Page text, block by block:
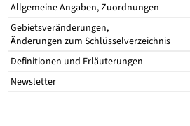
Allgemeine Angaben, Zuordnungen
Gebietsveränderungen,
Änderungen zum Schlüsselverzeichnis
Definitionen und Erläuterungen
Newsletter